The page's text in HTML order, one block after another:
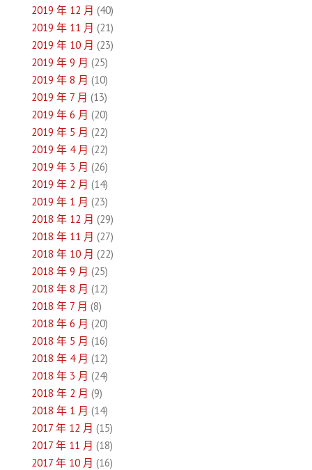
2019 年 12 月 (40)
2019 年 11 月 (21)
2019 年 10 月 (23)
2019 年 9 月 (25)
2019 年 8 月 (10)
2019 年 7 月 (13)
2019 年 6 月 (20)
2019 年 5 月 (22)
2019 年 4 月 (22)
2019 年 3 月 (26)
2019 年 2 月 (14)
2019 年 1 月 (23)
2018 年 12 月 (29)
2018 年 11 月 (27)
2018 年 10 月 (22)
2018 年 9 月 (25)
2018 年 8 月 (12)
2018 年 7 月 (8)
2018 年 6 月 (20)
2018 年 5 月 (16)
2018 年 4 月 (12)
2018 年 3 月 (24)
2018 年 2 月 (9)
2018 年 1 月 (14)
2017 年 12 月 (15)
2017 年 11 月 (18)
2017 年 10 月 (16)